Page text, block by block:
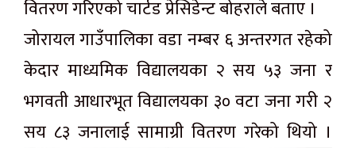
वितरण गरिएको चार्टड प्रेसिडेन्ट बोहराले बताए ।
जोरायल गाउँपालिका वडा नम्बर ६ अन्तरगत रहेको
केदार माध्यमिक विद्यालयका २ सय ५३ जना र
भगवती आधारभूत विद्यालयका ३० वटा जना गरी २
सय ८३ जनालाई सामाग्री वितरण गरेको थियो ।